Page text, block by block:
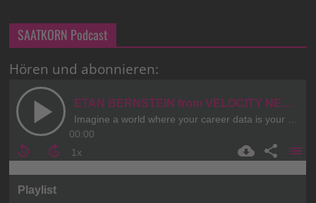
SAATKORN Podcast
Hören und abonnieren: